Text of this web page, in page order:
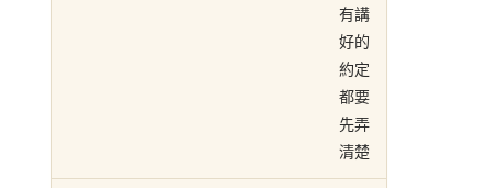
有講
好的
約定
都要
先弄
清楚